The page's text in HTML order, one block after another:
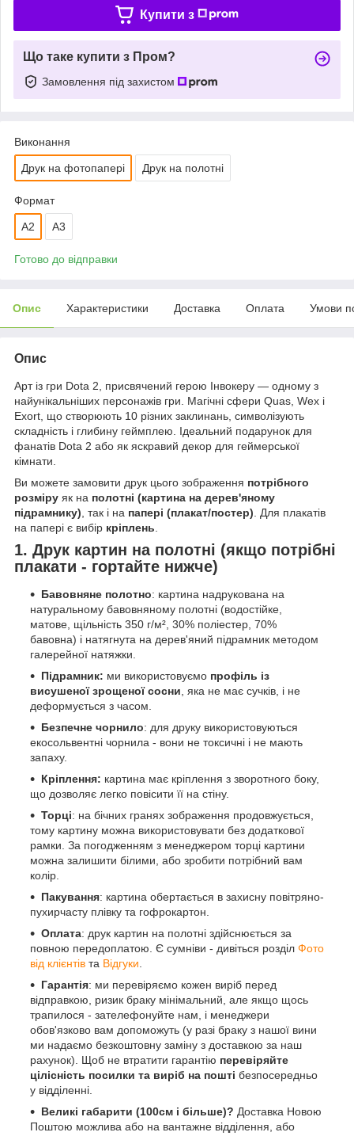
Купити з
Що таке купити з Пром?
Замовлення під захистом
Виконання
Друк на фотопапері Друк на полотні
Формат
A2 A3
Готово до відправки
Опис Характеристики Доставка Оплата Умови
Опис
Арт із гри Dota 2, присвячений герою Інвокеру — одному з
найунікальніших персонажів гри. Магічні сфери Quas, Wex і
Exort, що створюють 10 різних заклинань, символізують
складність і глибину геймплею. Ідеальний подарунок для
фанатів Dota 2 або як яскравий декор для геймерської
кімнати.
Ви можете замовити друк цього зображення потрібного
розміру як на полотні (картина на дерев'яному
підрамнику) , так і на папері (плакат/постер) . Для плакатів
на папері є вибір кріплень
1. Друк картин на полотні (якщо потрібні
плакати - гортайте нижче)
Бавовняне полотно: картина надрукована на
натуральному бавовняному полотні (водостійке,
матове, щільність 350 г/м², 30% поліестер, 70%
бавовна) і натягнута на дерев'яний підрамник методом
галерейної натяжки.
Підрамник: ми використовуємо профіль із
висушеної зрощеної сосни, яка не має сучків, і не
деформується з часом.
Безпечне чорнило: для друку використовуються
екосольвентні чорнила - вони не токсичні і не мають
запаху.
Кріплення: картина має кріплення з зворотного боку,
що дозволяє легко повісити її на стіну.
Торці: на бічних гранях зображення продовжується,
тому картину можна використовувати без додаткової
рамки. За погодженням з менеджером торці картини
можна залишити білими, або зробити потрібний вам
колір.
Пакування: картина обертається в захисну повітряно-
пухирчасту плівку та гофрокартон.
Оплата: друк картин на полотні здійснюється за
повною передоплатою. Є сумніви - дивіться розділ Фото
від клієнтів та Відгуки.
Гарантія: ми перевіряємо кожен виріб перед
відправкою, ризик браку мінімальний, але якщо щось
трапилося - зателефонуйте нам, і менеджери
обов'язково вам допоможуть (у разі браку з нашої вини
ми надаємо безкоштовну заміну з доставкою за наш
рахунок). Щоб не втратити гарантію перевіряйте
цілісність посилки та виріб на пошті безпосередньо
у відділенні.
Великі габарити (100см і більше)? Доставка Новою
Поштою можлива або на вантажне відділення, або